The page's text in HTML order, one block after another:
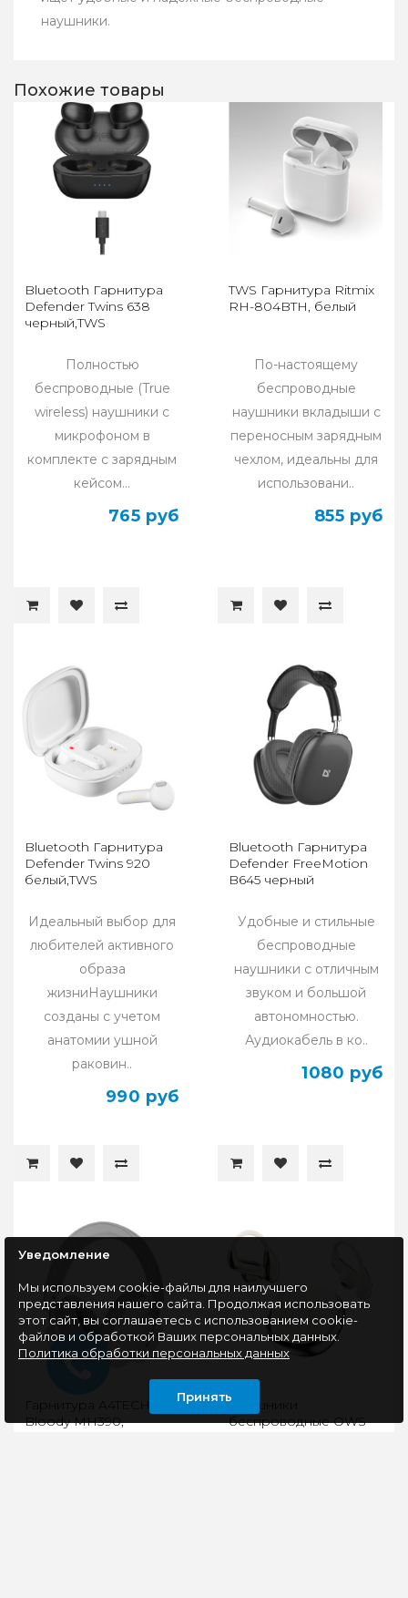
наушники.
Похожие товары
Bluetooth Гарнитура
Defender Twins 638
черный,TWS
Полностью
беспроводные (True
wireless) наушники с
микрофоном в
комплекте с зарядным
кейсом...
765 руб
TWS Гарнитура Ritmix
RH-804BTH, белый
По-настоящему
беспроводные
наушники вкладыши с
переносным зарядным
чехлом, идеальны для
использовани..
855 руб
Bluetooth Гарнитура
Defender Twins 920
белый,TWS
Идеальный выбор для
любителей активного
образа
жизниНаушники
созданы с учетом
анатомии ушной
раковин..
990 руб
Bluetooth Гарнитура
Defender FreeMotion
B645 черный
Удобные и стильные
беспроводные
наушники с отличным
звуком и большой
автономностью.
Аудиокабель в ко..
1080 руб
Гарнитура A4TECH
Bloody MH390,
Наушники
беспроводные OWS
Уведомление
Мы используем cookie-файлы для наилучшего
представления нашего сайта. Продолжая использовать
этот сайт, вы соглашаетесь с использованием cookie-
файлов и обработкой Ваших персональных данных.
Политика обработки персональных данных
Принять